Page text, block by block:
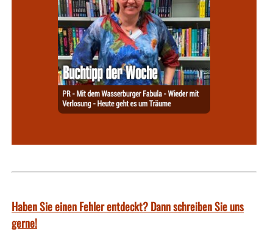
Haben Sie einen Fehler entdeckt? Dann schreiben Sie uns
gerne!